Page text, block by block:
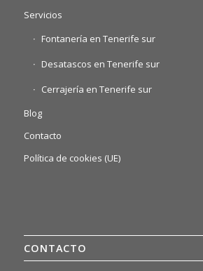
Servicios
Fontanería en Tenerife sur
Desatascos en Tenerife sur
Cerrajería en Tenerife sur
Blog
Contacto
Política de cookies (UE)
CONTACTO